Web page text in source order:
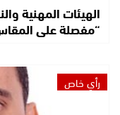
الهيئات المهنية
“مفصلة على
رأي خاص